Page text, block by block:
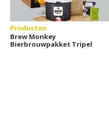
Producten
Brew Monkey
Bierbrouwpakket Tripel